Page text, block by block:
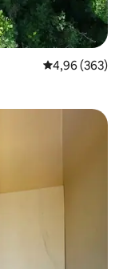
Keskmine
4,96 (363)